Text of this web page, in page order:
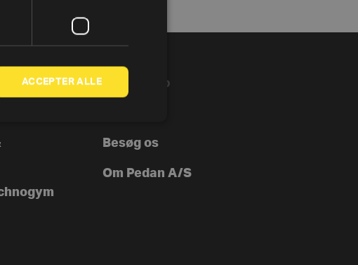
VIRKSOMHED
Besøg os
Om Pedan A/S
ACCEPTER ALLE